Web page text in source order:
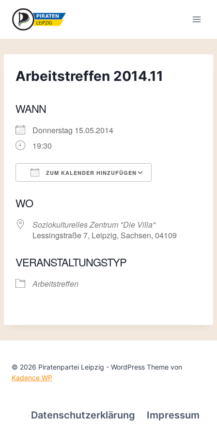
Inhalt
springen
Arbeitstreffen 2014.11
WANN
Donnerstag 15.05.2014
19:30
ZUM KALENDER HINZUFÜGEN
WO
Soziokulturelles Zentrum "Die Villa"
Lessingstraße 7, Leipzig, Sachsen, 04109
VERANSTALTUNGSTYP
Arbeitstreffen
© 2026 Piratenpartei Leipzig - WordPress Theme von
Kadence WP
Datenschutzerklärung Impressum